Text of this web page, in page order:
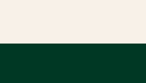
Vid större investeringar eller vid